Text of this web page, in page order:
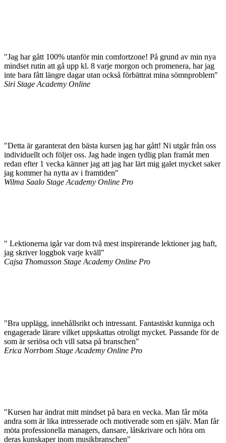
"Jag har gått 100% utanför min comfortzone! På grund av min nya
mindset rutin att gå upp kl. 8 varje morgon och promenera, har jag
inte bara fått längre dagar utan också förbättrat mina sömnproblem"
Siri Stage Academy Online
"Detta är garanterat den bästa kursen jag har gått! Ni utgår från oss
individuellt och följer oss. Jag hade ingen tydlig plan framåt men
redan efter 1 vecka känner jag att jag har lärt mig galet mycket saker
jag kommer ha nytta av i framtiden"
Wilma Saalo Stage Academy Online Pro
" Lektionerna igår var dom två mest inspirerande lektioner jag haft,
jag skriver loggbok varje kväll"
Cajsa Thomasson Stage Academy Online Pro
"Bra upplägg, innehållsrikt och intressant. Fantastiskt kunniga och
engagerade lärare vilket uppskattas otroligt mycket. Passande för de
som är seriösa och vill satsa på branschen"
Erica Norrbom Stage Academy Online Pro
"Kursen har ändrat mitt mindset på bara en vecka. Man får möta
andra som är lika intresserade och motiverade som en själv. Man får
möta professionella managers, dansare, låtskrivare och höra om
deras kunskaper inom musikbranschen"